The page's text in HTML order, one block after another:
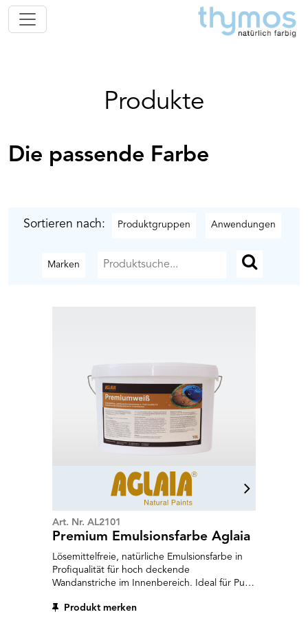
Produkte
Die passende Farbe
Sortieren nach: Produktgruppen Anwendungen
Marken
Art. Nr. AL2101
Premium Emulsionsfarbe Aglaia
Lösemittelfreie, natürliche Emulsionsfarbe in
Profiqualität für hoch deckende
Wandanstriche im Innenbereich. Ideal für Putz,
Altanstriche auf Dispersionsbasis.
Produkt merken